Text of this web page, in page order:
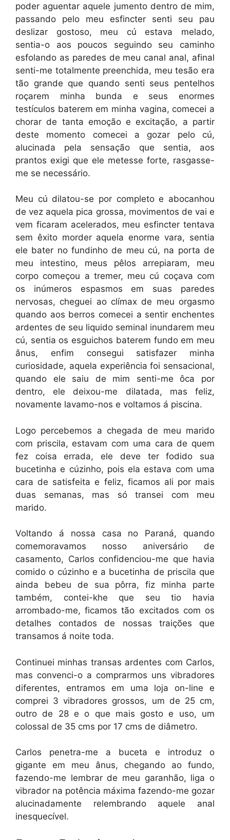
poder aguentar aquele jumento dentro de mim,
passando pelo meu esfincter senti seu pau
deslizar gostoso, meu cú estava melado,
sentia-o aos poucos seguindo seu caminho
esfolando as paredes de meu canal anal, afinal
senti-me totalmente preenchida, meu tesão era
tão grande que quando senti seus pentelhos
roçarem minha bunda e seus enormes
testículos baterem em minha vagina, comecei a
chorar de tanta emoção e excitação, a partir
deste momento comecei a gozar pelo cú,
alucinada pela sensação que sentia, aos
prantos exigi que ele metesse forte, rasgasse-
me se necessário.
Meu cú dilatou-se por completo e abocanhou
de vez aquela pica grossa, movimentos de vai e
vem ficaram acelerados, meu esfincter tentava
sem êxito morder aquela enorme vara, sentia
ele bater no fundinho de meu cú, na porta de
meu intestino, meus pêlos arrepiaram, meu
corpo começou a tremer, meu cú coçava com
os inúmeros espasmos em suas paredes
nervosas, cheguei ao clímax de meu orgasmo
quando aos berros comecei a sentir enchentes
ardentes de seu liquido seminal inundarem meu
cú, sentia os esguichos baterem fundo em meu
ânus, enfim consegui satisfazer minha
curiosidade, aquela experiência foi sensacional,
quando ele saiu de mim senti-me ôca por
dentro, ele deixou-me dilatada, mas feliz,
novamente lavamo-nos e voltamos á piscina.
Logo percebemos a chegada de meu marido
com priscila, estavam com uma cara de quem
fez coisa errada, ele deve ter fodido sua
bucetinha e cúzinho, pois ela estava com uma
cara de satisfeita e feliz, ficamos ali por mais
duas semanas, mas só transei com meu
marido.
Voltando á nossa casa no Paraná, quando
comemoravamos nosso aniversário de
casamento, Carlos confidenciou-me que havia
comido o cúzinho e a bucetinha de priscila que
ainda bebeu de sua pôrra, fiz minha parte
também, contei-khe que seu tio havia
arrombado-me, ficamos tão excitados com os
detalhes contados de nossas traições que
transamos á noite toda.
Continuei minhas transas ardentes com Carlos,
mas convenci-o a comprarmos uns vibradores
diferentes, entramos em uma loja on-line e
comprei 3 vibradores grossos, um de 25 cm,
outro de 28 e o que mais gosto e uso, um
colossal de 35 cms por 17 cms de diâmetro.
Carlos penetra-me a buceta e introduz o
gigante em meu ânus, chegando ao fundo,
fazendo-me lembrar de meu garanhão, liga o
vibrador na potência máxima fazendo-me gozar
alucinadamente relembrando aquele anal
inesquecível.